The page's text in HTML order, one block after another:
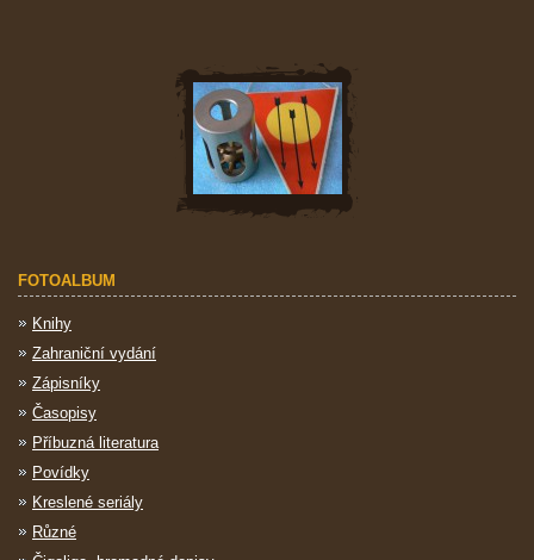
FOTOALBUM
Knihy
Zahraniční vydání
Zápisníky
Časopisy
Příbuzná literatura
Povídky
Kreslené seriály
Různé